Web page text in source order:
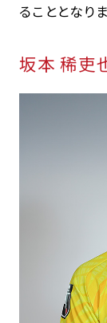
ることとなり
坂本 稀吏